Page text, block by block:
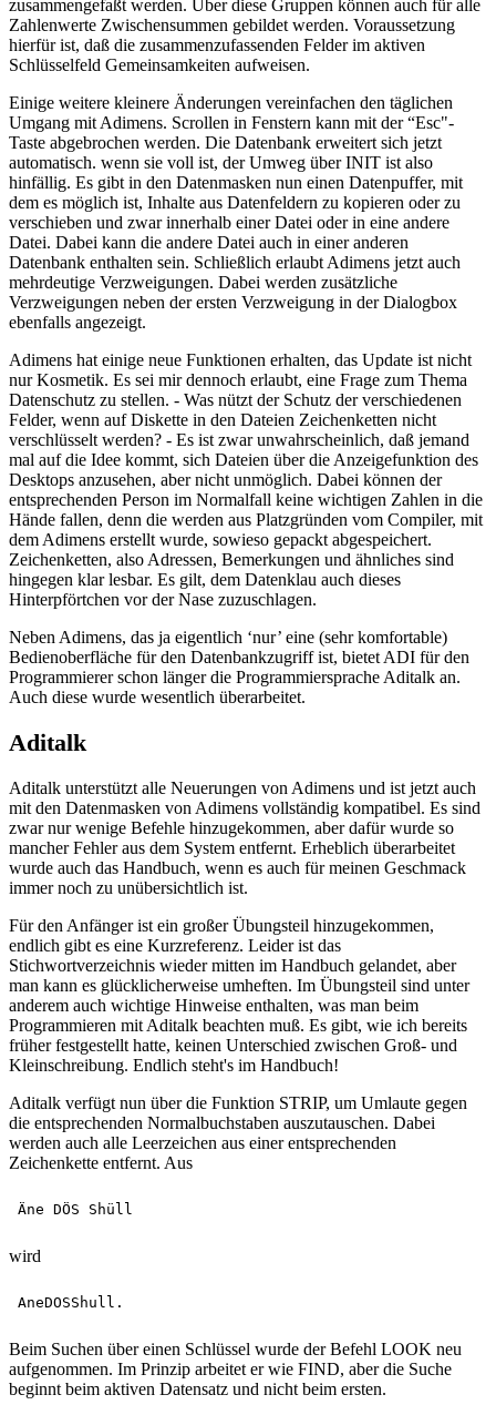
zusammengefaßt werden. Über diese Gruppen können auch für alle
Zahlenwerte Zwischensummen gebildet werden. Voraussetzung
hierfür ist, daß die zusammenzufassenden Felder im aktiven
Schlüsselfeld Gemeinsamkeiten aufweisen.
Einige weitere kleinere Änderungen vereinfachen den täglichen
Umgang mit Adimens. Scrollen in Fenstern kann mit der “Esc"-
Taste abgebrochen werden. Die Datenbank erweitert sich jetzt
automatisch. wenn sie voll ist, der Umweg über INIT ist also
hinfällig. Es gibt in den Datenmasken nun einen Datenpuffer, mit
dem es möglich ist, Inhalte aus Datenfeldern zu kopieren oder zu
verschieben und zwar innerhalb einer Datei oder in eine andere
Datei. Dabei kann die andere Datei auch in einer anderen
Datenbank enthalten sein. Schließlich erlaubt Adimens jetzt auch
mehrdeutige Verzweigungen. Dabei werden zusätzliche
Verzweigungen neben der ersten Verzweigung in der Dialogbox
ebenfalls angezeigt.
Adimens hat einige neue Funktionen erhalten, das Update ist nicht
nur Kosmetik. Es sei mir dennoch erlaubt, eine Frage zum Thema
Datenschutz zu stellen. - Was nützt der Schutz der verschiedenen
Felder, wenn auf Diskette in den Dateien Zeichenketten nicht
verschlüsselt werden? - Es ist zwar unwahrscheinlich, daß jemand
mal auf die Idee kommt, sich Dateien über die Anzeigefunktion des
Desktops anzusehen, aber nicht unmöglich. Dabei können der
entsprechenden Person im Normalfall keine wichtigen Zahlen in die
Hände fallen, denn die werden aus Platzgründen vom Compiler, mit
dem Adimens erstellt wurde, sowieso gepackt abgespeichert.
Zeichenketten, also Adressen, Bemerkungen und ähnliches sind
hingegen klar lesbar. Es gilt, dem Datenklau auch dieses
Hinterpförtchen vor der Nase zuzuschlagen.
Neben Adimens, das ja eigentlich ‘nur’ eine (sehr komfortable)
Bedienoberfläche für den Datenbankzugriff ist, bietet ADI für den
Programmierer schon länger die Programmiersprache Aditalk an.
Auch diese wurde wesentlich überarbeitet.
Aditalk
Aditalk unterstützt alle Neuerungen von Adimens und ist jetzt auch
mit den Datenmasken von Adimens vollständig kompatibel. Es sind
zwar nur wenige Befehle hinzugekommen, aber dafür wurde so
mancher Fehler aus dem System entfernt. Erheblich überarbeitet
wurde auch das Handbuch, wenn es auch für meinen Geschmack
immer noch zu unübersichtlich ist.
Für den Anfänger ist ein großer Übungsteil hinzugekommen,
endlich gibt es eine Kurzreferenz. Leider ist das
Stichwortverzeichnis wieder mitten im Handbuch gelandet, aber
man kann es glücklicherweise umheften. Im Übungsteil sind unter
anderem auch wichtige Hinweise enthalten, was man beim
Programmieren mit Aditalk beachten muß. Es gibt, wie ich bereits
früher festgestellt hatte, keinen Unterschied zwischen Groß- und
Kleinschreibung. Endlich steht's im Handbuch!
Aditalk verfügt nun über die Funktion STRIP, um Umlaute gegen
die entsprechenden Normalbuchstaben auszutauschen. Dabei
werden auch alle Leerzeichen aus einer entsprechenden
Zeichenkette entfernt. Aus
wird
Beim Suchen über einen Schlüssel wurde der Befehl LOOK neu
aufgenommen. Im Prinzip arbeitet er wie FIND, aber die Suche
beginnt beim aktiven Datensatz und nicht beim ersten.